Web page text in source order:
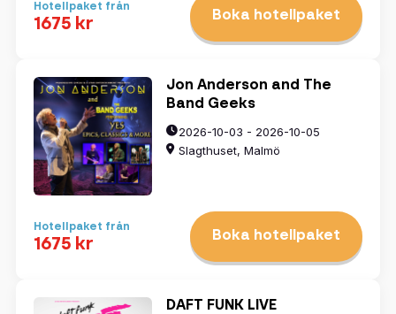
Hotellpaket från
1675 kr Boka hotellpaket
Jon Anderson and The
Band Geeks
2026-10-03 - 2026-10-05
Slagthuset, Malmö
Hotellpaket från
1675 kr Boka hotellpaket
DAFT FUNK LIVE